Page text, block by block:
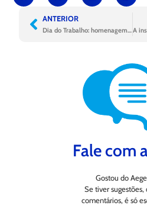
ANTERIOR
Dia do Trabalho: homenagem aos talentos que movimentam vidas
Fale com
Gostou do
Se tiver sugestões,
comentários, é só